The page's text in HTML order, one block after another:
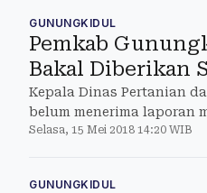
GUNUNGKIDUL
Pemkab
Bakal Diberikan
Kepala Dinas Pertanian
belum menerima laporan
Selasa, 15 Mei 2018 14:20 WIB
GUNUNGKIDUL